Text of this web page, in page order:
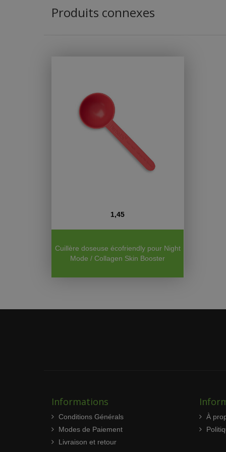
Produits connexes
1,45
Cuillère doseuse écofriendly pour Night
Mode / Collagen Skin Booster
Informations
Conditions Générals
Modes de Paiement
Livraison et retour
À